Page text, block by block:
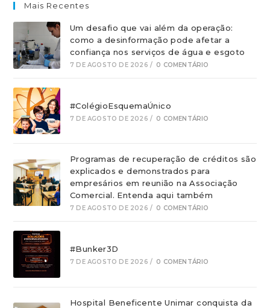
Mais Recentes
Um desafio que vai além da operação:
como a desinformação pode afetar a
confiança nos serviços de água e esgoto
7 DE AGOSTO DE 2026 / 0 COMENTÁRIO
#ColégioEsquemaÚnico
7 DE AGOSTO DE 2026 / 0 COMENTÁRIO
Programas de recuperação de créditos são
explicados e demonstrados para
empresários em reunião na Associação
Comercial. Entenda aqui também
7 DE AGOSTO DE 2026 / 0 COMENTÁRIO
#Bunker3D
7 DE AGOSTO DE 2026 / 0 COMENTÁRIO
Hospital Beneficente Unimar conquista da